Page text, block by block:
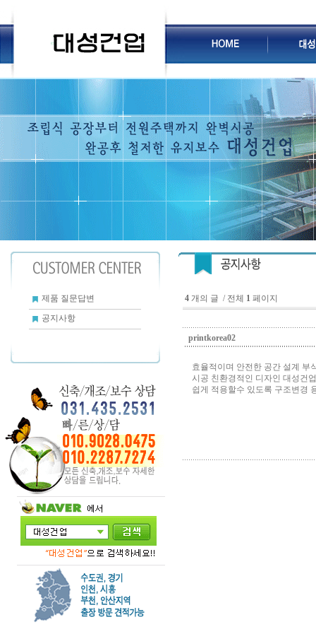
제품 질문답변
공지사항
4 개의 글 / 전체 1 페이지
printkorea02
효율적이며 안전한 공간 설계 부
시공 친환경적인 디자인 대성건
쉽게 적용할수 있도록 구조변경